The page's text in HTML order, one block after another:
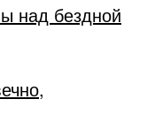
над бездной